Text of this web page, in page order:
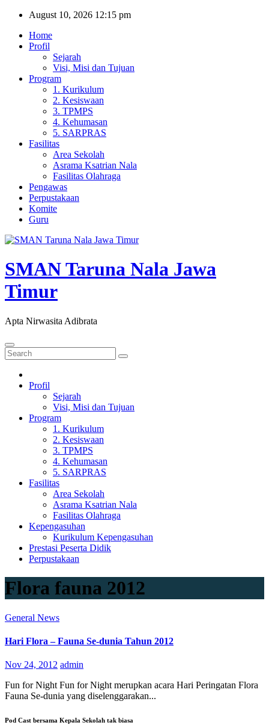
Skip
content
August 10, 2026 12:15 pm
Home
Profil
Sejarah
Visi, Misi dan Tujuan
Program
1. Kurikulum
2. Kesiswaan
3. TPMPS
4. Kehumasan
5. SARPRAS
Fasilitas
Area Sekolah
Asrama Ksatrian Nala
Fasilitas Olahraga
Pengawas
Perpustakaan
Komite
Guru
SMAN Taruna Nala Jawa
Timur
Apta Nirwasita Adibrata
Profil
Sejarah
Visi, Misi dan Tujuan
Program
1. Kurikulum
2. Kesiswaan
3. TPMPS
4. Kehumasan
5. SARPRAS
Fasilitas
Area Sekolah
Asrama Ksatrian Nala
Fasilitas Olahraga
Kepengasuhan
Kurikulum Kepengasuhan
Prestasi Peserta Didik
Perpustakaan
Flora fauna 2012
General News
Hari Flora – Fauna Se-dunia Tahun 2012
Nov 24, 2012 admin
Fun for Night Fun for Night merupkan acara Hari Peringatan Flora
Fauna Se-dunia yang diselenggarakan...
Pod Cast bersama Kepala Sekolah tak biasa